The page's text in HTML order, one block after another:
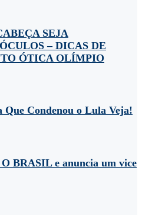
SEJA
– DICAS DE
ÓTICA OLÍMPIO
Que Condenou o Lula Veja!
BRASIL e anuncia um vice